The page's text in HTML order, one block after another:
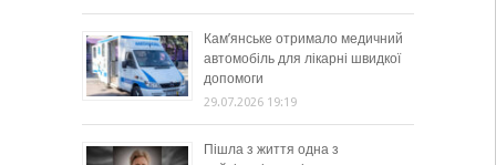
Кам’янське отримало медичний
автомобіль для лікарні швидкої
допомоги
29.07.2026 19:19
Пішла з життя одна з